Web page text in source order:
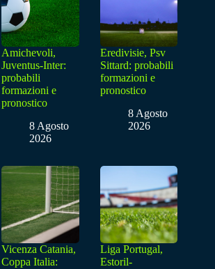
Amichevoli,
Juventus-Inter:
probabili
formazioni e
pronostico
8 Agosto
2026
Eredivisie, Psv
Sittard: probabili
formazioni e
pronostico
8 Agosto
2026
Vicenza Catania,
Coppa Italia:
Liga Portugal,
Estoril-